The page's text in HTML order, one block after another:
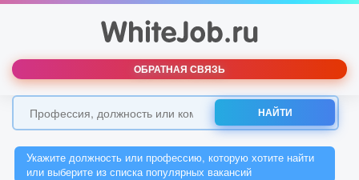
ОБРАТНАЯ СВЯЗЬ
НАЙТИ
Укажите должность или профессию, которую хотите найти
или выберите из списка популярных вакансий